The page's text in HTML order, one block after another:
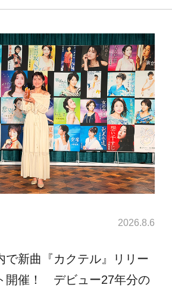
2026.8.6
で新曲『カクテル』リリー
開催！ デビュー27年分の